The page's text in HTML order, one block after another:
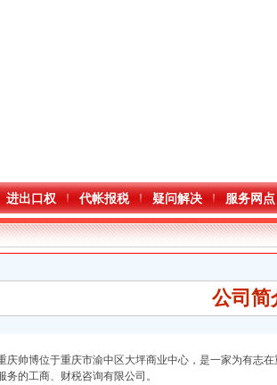
进出口权 代帐报税 疑问解决 服务网点
公司简
庆帅博位于重庆市渝中区大坪商业中心，是一家为有志
务的工商、财税咨询有限公司。